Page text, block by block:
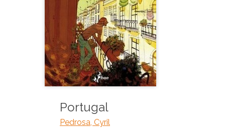
Portugal
Pedrosa, Cyril